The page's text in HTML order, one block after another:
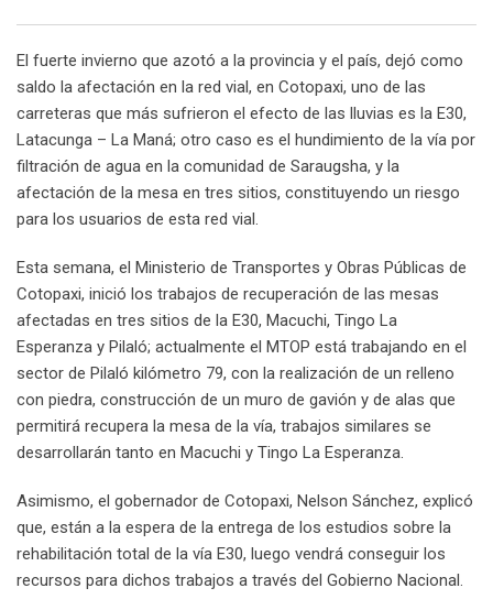
El fuerte invierno que azotó a la provincia y el país, dejó como
saldo la afectación en la red vial, en Cotopaxi, uno de las
carreteras que más sufrieron el efecto de las lluvias es la E30,
Latacunga – La Maná; otro caso es el hundimiento de la vía por
filtración de agua en la comunidad de Saraugsha, y la
afectación de la mesa en tres sitios, constituyendo un riesgo
para los usuarios de esta red vial.
Esta semana, el Ministerio de Transportes y Obras Públicas de
Cotopaxi, inició los trabajos de recuperación de las mesas
afectadas en tres sitios de la E30, Macuchi, Tingo La
Esperanza y Pilaló; actualmente el MTOP está trabajando en el
sector de Pilaló kilómetro 79, con la realización de un relleno
con piedra, construcción de un muro de gavión y de alas que
permitirá recupera la mesa de la vía, trabajos similares se
desarrollarán tanto en Macuchi y Tingo La Esperanza.
Asimismo, el gobernador de Cotopaxi, Nelson Sánchez, explicó
que, están a la espera de la entrega de los estudios sobre la
rehabilitación total de la vía E30, luego vendrá conseguir los
recursos para dichos trabajos a través del Gobierno Nacional.